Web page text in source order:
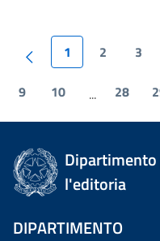
1 2 3
9 10 ... 28
l'editoria
DIPARTIMENTO